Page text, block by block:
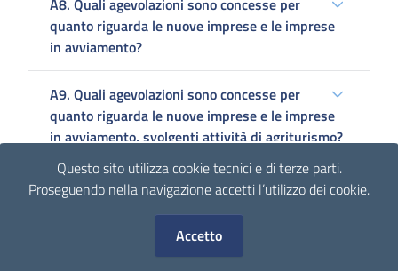
A8. Quali agevolazioni sono concesse per
quanto riguarda le nuove imprese e le imprese
in avviamento?
A9. Quali agevolazioni sono concesse per
quanto riguarda le nuove imprese e le imprese
in avviamento, svolgenti attività di agriturismo?
A10. Quali agevolazioni sono concesse per
quanto riguarda il consolidamento e lo sviluppo
di progetti imprenditoriali?
Questo sito utilizza cookie tecnici e di terze parti.
Proseguendo nella navigazione accetti l’utilizzo dei cookie.
Accettoi cookies